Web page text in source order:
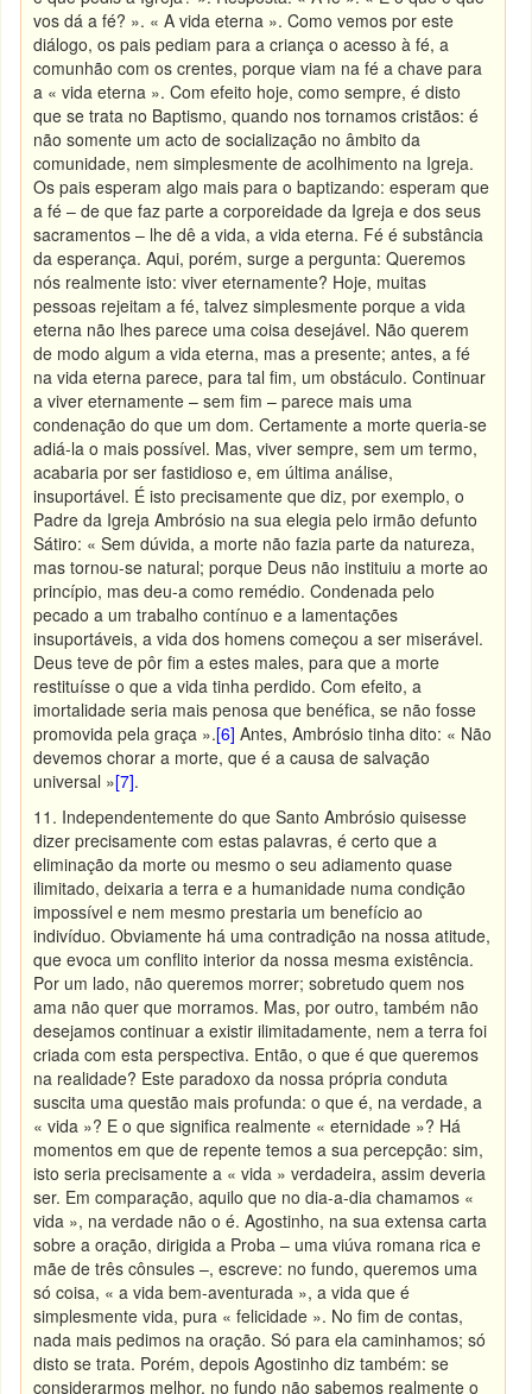
vos dá a fé? ». « A vida eterna ». Como vemos por este
diálogo, os pais pediam para a criança o acesso à fé, a
comunhão com os crentes, porque viam na fé a chave para
a « vida eterna ». Com efeito hoje, como sempre, é disto
que se trata no Baptismo, quando nos tornamos cristãos: é
não somente um acto de socialização no âmbito da
comunidade, nem simplesmente de acolhimento na Igreja.
Os pais esperam algo mais para o baptizando: esperam que
a fé – de que faz parte a corporeidade da Igreja e dos seus
sacramentos – lhe dê a vida, a vida eterna. Fé é substância
da esperança. Aqui, porém, surge a pergunta: Queremos
nós realmente isto: viver eternamente? Hoje, muitas
pessoas rejeitam a fé, talvez simplesmente porque a vida
eterna não lhes parece uma coisa desejável. Não querem
de modo algum a vida eterna, mas a presente; antes, a fé
na vida eterna parece, para tal fim, um obstáculo. Continuar
a viver eternamente – sem fim – parece mais uma
condenação do que um dom. Certamente a morte queria-se
adiá-la o mais possível. Mas, viver sempre, sem um termo,
acabaria por ser fastidioso e, em última análise,
insuportável. É isto precisamente que diz, por exemplo, o
Padre da Igreja Ambrósio na sua elegia pelo irmão defunto
Sátiro: « Sem dúvida, a morte não fazia parte da natureza,
mas tornou-se natural; porque Deus não instituiu a morte ao
princípio, mas deu-a como remédio. Condenada pelo
pecado a um trabalho contínuo e a lamentações
insuportáveis, a vida dos homens começou a ser miserável.
Deus teve de pôr fim a estes males, para que a morte
restituísse o que a vida tinha perdido. Com efeito, a
imortalidade seria mais penosa que benéfica, se não fosse
promovida pela graça ».[6] Antes, Ambrósio tinha dito: « Não
devemos chorar a morte, que é a causa de salvação
universal »[7].
11. Independentemente do que Santo Ambrósio quisesse
dizer precisamente com estas palavras, é certo que a
eliminação da morte ou mesmo o seu adiamento quase
ilimitado, deixaria a terra e a humanidade numa condição
impossível e nem mesmo prestaria um benefício ao
indivíduo. Obviamente há uma contradição na nossa atitude,
que evoca um conflito interior da nossa mesma existência.
Por um lado, não queremos morrer; sobretudo quem nos
ama não quer que morramos. Mas, por outro, também não
desejamos continuar a existir ilimitadamente, nem a terra foi
criada com esta perspectiva. Então, o que é que queremos
na realidade? Este paradoxo da nossa própria conduta
suscita uma questão mais profunda: o que é, na verdade, a
« vida »? E o que significa realmente « eternidade »? Há
momentos em que de repente temos a sua percepção: sim,
isto seria precisamente a « vida » verdadeira, assim deveria
ser. Em comparação, aquilo que no dia-a-dia chamamos «
vida », na verdade não o é. Agostinho, na sua extensa carta
sobre a oração, dirigida a Proba – uma viúva romana rica e
mãe de três cônsules –, escreve: no fundo, queremos uma
só coisa, « a vida bem-aventurada », a vida que é
simplesmente vida, pura « felicidade ». No fim de contas,
nada mais pedimos na oração. Só para ela caminhamos; só
disto se trata. Porém, depois Agostinho diz também: se
considerarmos melhor, no fundo não sabemos realmente o